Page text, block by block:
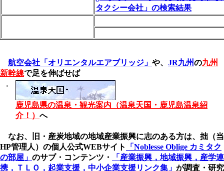
タクシー会社」の検索結果
航空会社「オリエンタルエアブリッジ」 や、 JR九州の九州
新幹線で足を伸ばせば
→
鹿児島県の温泉・観光案内（温泉天国・鹿児島温泉紹
介！） へ
なお、旧・産炭地域の地域産業振興に志のある方は、拙（当
HP管理人）の個人公式WEBサイト
「Noblesse Oblige カミタク
の部屋」 のサブ・コンテンツ・
「産業振興，地域振興，産学連
携，ＴＬＯ，起業支援，中小企業支援リンク集」 が調査・研究